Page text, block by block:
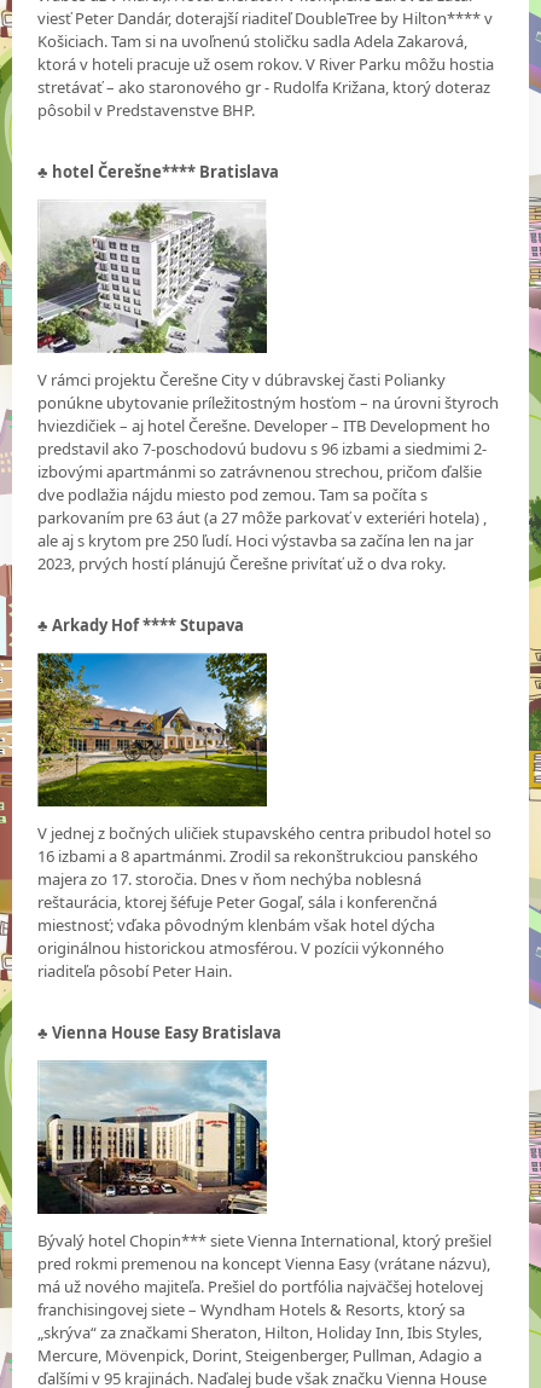
viesť Peter Dandár, doterajší riaditeľ DoubleTree by Hilton**** v
Košiciach. Tam si na uvoľnenú stoličku sadla Adela Zakarová,
ktorá v hoteli pracuje už osem rokov. V River Parku môžu hostia
stretávať – ako staronového gr - Rudolfa Križana, ktorý doteraz
pôsobil v Predstavenstve BHP.
♣ hotel Čerešne**** Bratislava
V rámci projektu Čerešne City v dúbravskej časti Polianky
ponúkne ubytovanie príležitostným hosťom – na úrovni štyroch
hviezdičiek – aj hotel Čerešne. Developer – ITB Development ho
predstavil ako 7-poschodovú budovu s 96 izbami a siedmimi 2-
izbovými apartmánmi so zatrávnenou strechou, pričom ďalšie
dve podlažia nájdu miesto pod zemou. Tam sa počíta s
parkovaním pre 63 áut (a 27 môže parkovať v exteriéri hotela) ,
ale aj s krytom pre 250 ľudí. Hoci výstavba sa začína len na jar
2023, prvých hostí plánujú Čerešne privítať už o dva roky.
♣Arkady Hof **** Stupava
V jednej z bočných uličiek stupavského centra pribudol hotel so
16 izbami a 8 apartmánmi. Zrodil sa rekonštrukciou panského
majera zo 17. storočia. Dnes v ňom nechýba noblesná
reštaurácia, ktorej šéfuje Peter Gogaľ, sála i konferenčná
miestnosť; vďaka pôvodným klenbám však hotel dýcha
originálnou historickou atmosférou. V pozícii výkonného
riaditeľa pôsobí Peter Hain.
♣ Vienna House Easy Bratislava
Bývalý hotel Chopin*** siete Vienna International, ktorý prešiel
pred rokmi premenou na koncept Vienna Easy (vrátane názvu),
má už nového majiteľa. Prešiel do portfólia najväčšej hotelovej
franchisingovej siete – Wyndham Hotels & Resorts, ktorý sa
„skrýva“ za značkami Sheraton, Hilton, Holiday Inn, Ibis Styles,
Mercure, Mövenpick, Dorint, Steigenberger, Pullman, Adagio a
ďalšími v 95 krajinách. Naďalej bude však značku Vienna House